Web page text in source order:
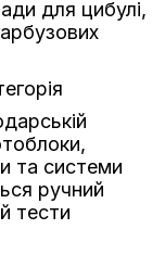
для цибулі,
та системи
ручний
тести